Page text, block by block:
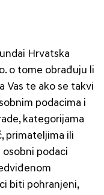
Hrvatska
o tome obrađuju li
Vas te ako se takvi
podacima i
kategorijama
primateljima ili
podaci
biti pohranjeni,